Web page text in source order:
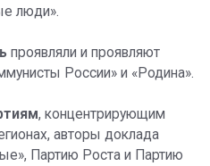
люди».
проявляли и проявляют
России» и «Родина».
, концентрирующим
авторы доклада
Партию Роста и Партию